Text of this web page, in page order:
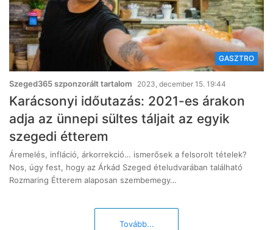
GASZTRO
Szeged365 szponzorált tartalom 2023, december 15. 19:44
Karácsonyi időutazás: 2021-es árakon
adja az ünnepi sültes táljait az egyik
szegedi étterem
Áremelés, infláció, árkorrekció… ismerősek a felsorolt tételek?
Nos, úgy fest, hogy az Árkád Szeged ételudvarában található
Rozmaring Étterem alaposan szembemegy…
Tovább...